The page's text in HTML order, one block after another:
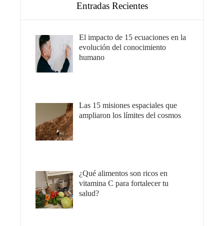
Entradas Recientes
El impacto de 15 ecuaciones en la
evolución del conocimiento
humano
Las 15 misiones espaciales que
ampliaron los límites del cosmos
¿Qué alimentos son ricos en
vitamina C para fortalecer tu
salud?